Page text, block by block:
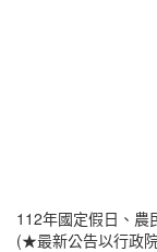
112年國定假日、農
(★最新公告以行政